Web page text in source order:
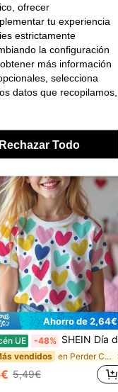
Ahorro de 2,64€
UE -48% SHEIN Día de San Valentín, Camiseta de manga corta de cuello redondo con estampado de corazón y lunares, estilo minimalista informal para niñas preadolescentes, adecuado para verano
vendidos en Perder Camisetas para niñas preadolescentes
5,49€
ofrecer
tu experiencia
estrictamente
la configuración
más información
selecciona
datos que recopilamos,
Rechazar Todo